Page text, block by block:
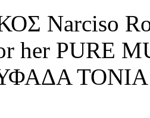
Narciso
PURE